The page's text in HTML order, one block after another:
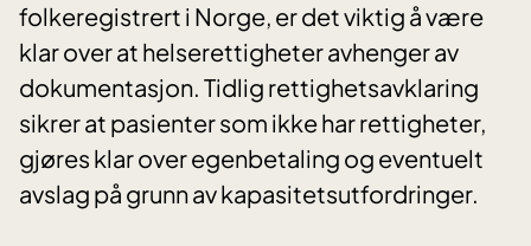
folkeregistrert i Norge, er det viktig å være
klar over at helserettigheter avhenger av
dokumentasjon. Tidlig rettighetsavklaring
sikrer at pasienter som ikke har rettigheter,
gjøres klar over egenbetaling og eventuelt
avslag på grunn av kapasitetsutfordringer.